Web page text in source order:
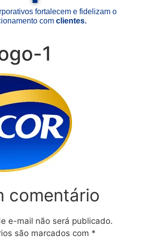
fortalecem e fidelizam o
com clientes.
1
comentário
e-mail não será publicado.
são marcados com *